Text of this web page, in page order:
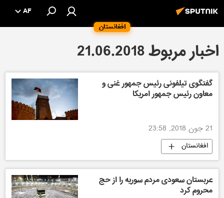
افغانستان
AF
اخبار مربوط 21.06.2018
گفتگوی تیلفونی رئیس جمهور غنی و
معاون رئیس جمهور امریکا
21 جون 2018, 23:58
افغانستان
عربستان سعودی مردم سوریه را از حج
محروم کرد